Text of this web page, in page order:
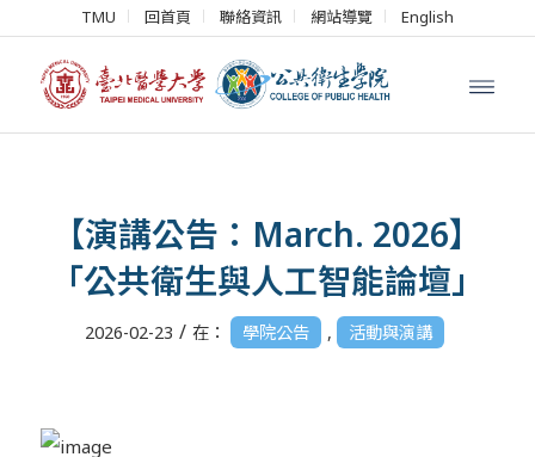
TMU 回首頁 聯絡資訊 網站導覽 English
【演講公告：March. 2026】
「公共衛生與人工智能論壇」
2026-02-23 / 在： 學院公告 , 活動與演講